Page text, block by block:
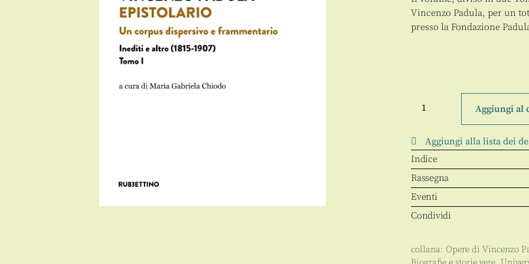
Vincenzo Padula, per un
presso la Fondazione
quantità
Aggiungi al
Aggiungi alla lista dei
Indice
Rassegna
Eventi
Condividi
collana: Opere di Vincenzo